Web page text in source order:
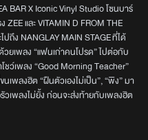
X Iconic Vinyl Studio โซนบาร์
และ VITAMIN D FROM THE
ถึง NANGLAY MAIN STAGE ที่ได้
เพลง “แฟนเก่าคนโปรด” ไปต่อกับ
ว์เพลง “Good Morning Teacher”
เพลงฮิต “ฝืนตัวเองไม่เป็น”, “พิง” มา
เพลงไม่ยั้ง ก่อนจะส่งท้ายกับเพลงฮิต